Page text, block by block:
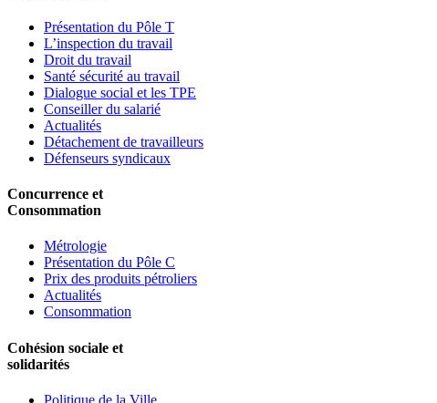
Présentation du Pôle T
L’inspection du travail
Droit du travail
Santé sécurité au travail
Dialogue social et les TPE
Conseiller du salarié
Actualités
Détachement de travailleurs
Défenseurs syndicaux
Concurrence et
Consommation
Métrologie
Présentation du Pôle C
Prix des produits pétroliers
Actualités
Consommation
Cohésion sociale et
solidarités
Politique de la Ville